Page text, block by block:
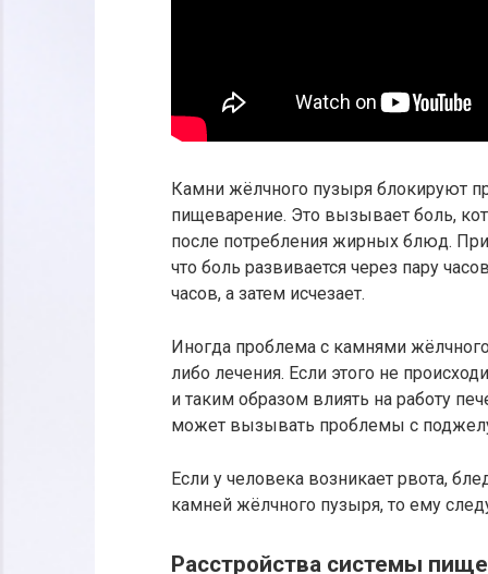
Камни жёлчного пузыря блокируют
пищеварение. Это вызывает боль,
после потребления жирных блюд.
что боль развивается через пару
часов, а затем исчезает.
Иногда проблема с камнями
либо лечения. Если этого не
и таким образом влиять на работу
может вызывать проблемы с
Если у человека возникает рвота,
камней жёлчного пузыря, то ему
Расстройства системы